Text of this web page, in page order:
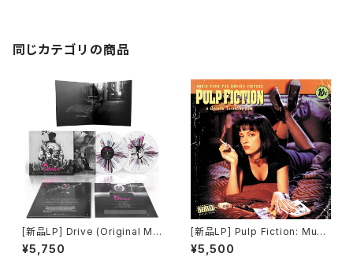
同じカテゴリの商品
[新品LP] Drive (Original Mo
tion Picture Soundtrack) -
Cliff Martinez / 「ドライヴ」
¥5,750
[新品LP] Pulp Fiction: Musi
c From The Motion Picture
(180g) / パルプ・フィクション
¥5,500